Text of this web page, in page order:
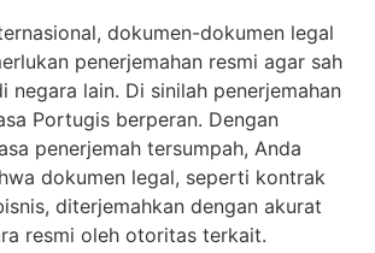
dokumen-dokumen legal
penerjemahan resmi agar sah
negara lain. Di sinilah penerjemahan
Portugis berperan. Dengan
penerjemah tersumpah, Anda
dokumen legal, seperti kontrak
diterjemahkan dengan akurat
resmi oleh otoritas terkait.